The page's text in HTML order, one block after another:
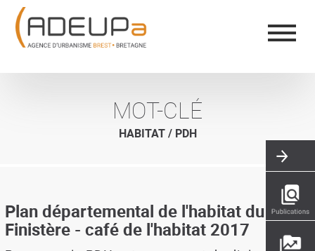
Aller
contenu
principal
MOT-CLÉ
HABITAT / PDH
Plan départemental de l'habitat du
Finistère - café de l'habitat 2017
Panneau de gestion des cookies